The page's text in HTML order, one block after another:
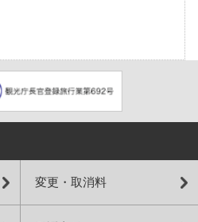
変更・取消料